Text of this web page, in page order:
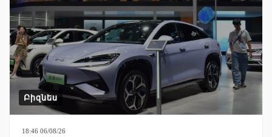
Բիզնես
18:46 06/08/26